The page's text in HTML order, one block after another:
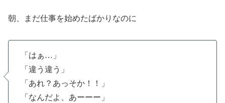
朝、まだ仕事を始めたばかりなのに
「はぁ…」
「違う違う」
「あれ？あっそか！！」
「なんだよ、あーーー」